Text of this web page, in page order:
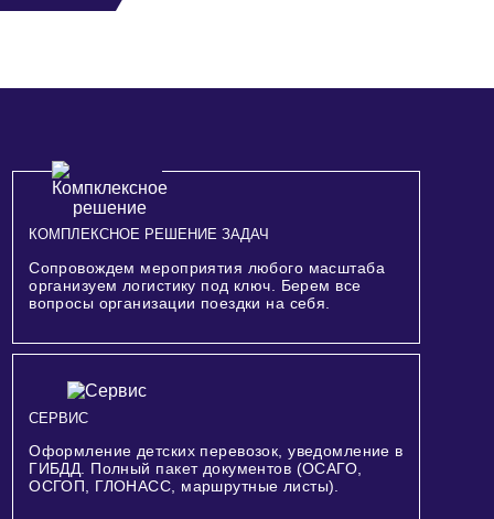
КОМПЛЕКСНОЕ РЕШЕНИЕ ЗАДАЧ
Сопровождем мероприятия любого масштаба
организуем логистику под ключ. Берем все
вопросы организации поездки на себя.
СЕРВИС
Оформление детских перевозок, уведомление в
ГИБДД. Полный пакет документов (ОСАГО,
ОСГОП, ГЛОНАСС, маршрутные листы).